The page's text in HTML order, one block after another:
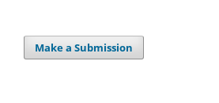
Make a Submission